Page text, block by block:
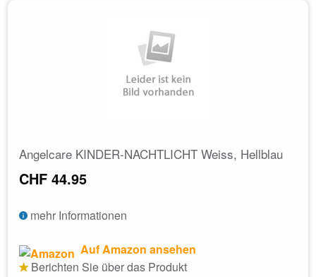
Angelcare KINDER-NACHTLICHT Weiss, Hellblau
CHF 44.95
mehr Informationen
Auf Amazon ansehen
Berichten Sie über das Produkt